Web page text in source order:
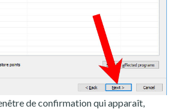
de confirmation qui apparaît,